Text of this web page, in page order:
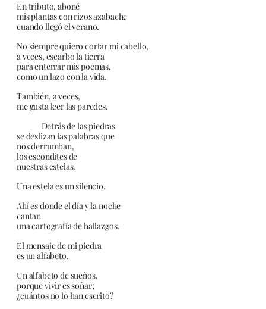
En tributo, aboné
mis plantas con rizos azabache
cuando llegó el verano.
No siempre quiero cortar mi cabello,
a veces, escarbo la tierra
para enterrar mis poemas,
como un lazo con la vida.
También, a veces,
me gusta leer las paredes.
Detrás de las piedras
se deslizan las palabras que
nos derrumban,
los escondites de
nuestras estelas.
Una estela es un silencio.
Ahí es donde el día y la noche
cantan
una cartografía de hallazgos.
El mensaje de mi piedra
es un alfabeto.
Un alfabeto de sueños,
porque vivir es soñar;
¿cuántos no lo han escrito?